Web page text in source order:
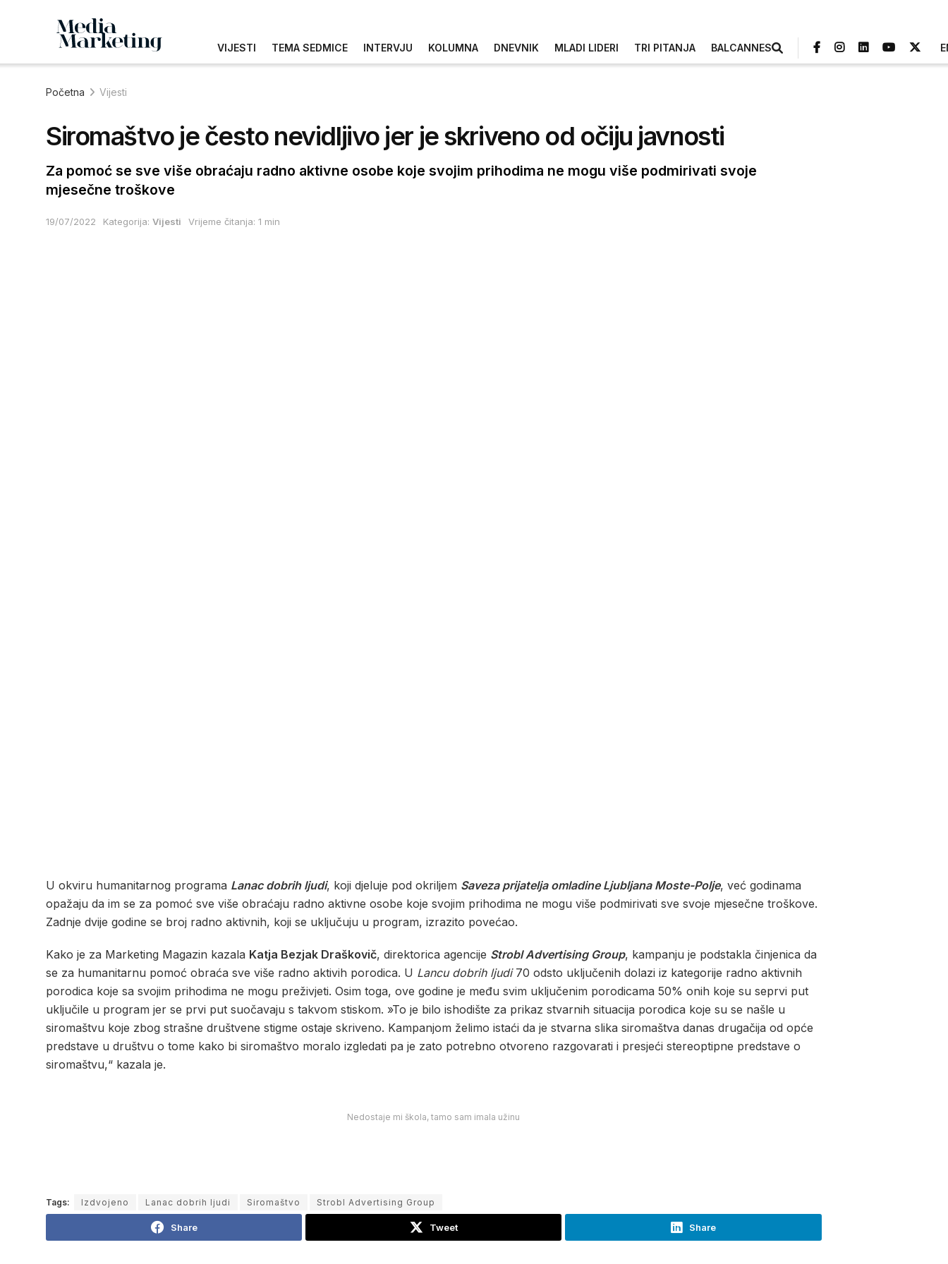
VIJESTI TEMA SEDMICE INTERVJU KOLUMNA DNEVNIK MLADI LIDERI TRI PITANJA BALCANNES
Početna Vijesti
Siromaštvo je često nevidljivo jer je skriveno od očiju javnosti
Za pomoć se sve više obraćaju radno aktivne osobe koje svojim prihodima ne mogu više podmirivati svoje
mjesečne troškove
19/07/2022 Kategorija: Vijesti Vrijeme čitanja: 1 min
U okviru humanitarnog programa Lanac dobrih ljudi, koji djeluje pod okriljem Saveza prijatelja omladine Ljubljana Moste-Polje, već godinama
opažaju da im se za pomoć sve više obraćaju radno aktivne osobe koje svojim prihodima ne mogu više podmirivati sve svoje mjesečne troškove.
Zadnje dvije godine se broj radno aktivnih, koji se uključuju u program, izrazito povećao.
Kako je za Marketing Magazin kazala Katja Bezjak Draškovič, direktorica agencije Strobl Advertising Group, kampanju je podstakla činjenica da
se za humanitarnu pomoć obraća sve više radno aktivih porodica. U Lancu dobrih ljudi70 odsto uključenih dolazi iz kategorije radno aktivnih
porodica koje sa svojim prihodima ne mogu preživjeti. Osim toga, ove godine je među svim uključenim porodicama 50% onih koje su seprvi put
uključile u program jer se prvi put suočavaju s takvom stiskom. »To je bilo ishodište za prikaz stvarnih situacija porodica koje su se našle u
siromaštvu koje zbog strašne društvene stigme ostaje skriveno. Kampanjom želimo istaći da je stvarna slika siromaštva danas drugačija od opće
predstave u društvu o tome kako bi siromaštvo moralo izgledati pa je zato potrebno otvoreno razgovarati i presjeći stereoptipne predstave o
siromaštvu,“ kazala je.
Nedostaje mi škola, tamo sam imala užinu
Tags: Izdvojeno Lanac dobrih ljudi Siromaštvo Strobl Advertising Group
Share Tweet Share